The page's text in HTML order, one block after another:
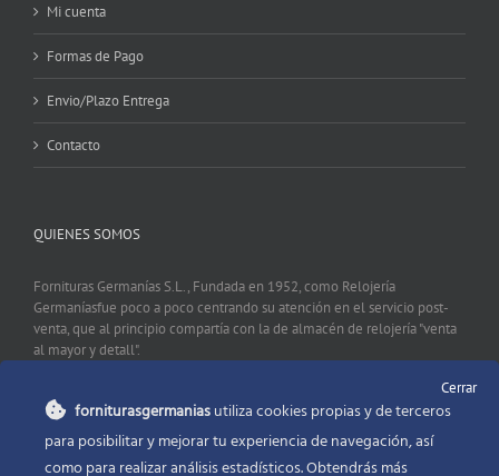
Mi cuenta
Formas de Pago
Envio/Plazo Entrega
Contacto
QUIENES SOMOS
Fornituras Germanías S.L., Fundada en 1952, como Relojería
Germaníasfue poco a poco centrando su atención en el servicio post-
venta, que al principio compartía con la de almacén de relojería "venta
al mayor y detall".
CONTACTO
Cerrar
forniturasgermaniasutiliza cookies propias y de terceros
para posibilitar y mejorar tu experiencia de navegación, así
como para realizar análisis estadísticos. Obtendrás más